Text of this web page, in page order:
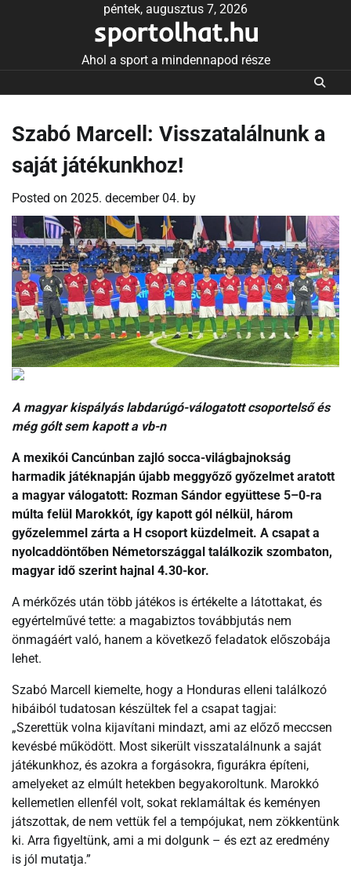
péntek, augusztus 7, 2026
sportolhat.hu
Ahol a sport a mindennapod része
Szabó Marcell: Visszatalálnunk a
saját játékunkhoz!
Posted on 2025. december 04. by
A magyar kispályás labdarúgó-válogatott csoportelső és
még gólt sem kapott a vb-n
A mexikói Cancúnban zajló socca-világbajnokság
harmadik játéknapján újabb meggyőző győzelmet aratott
a magyar válogatott: Rozman Sándor együttese 5–0-ra
múlta felül Marokkót, így kapott gól nélkül, három
győzelemmel zárta a H csoport küzdelmeit. A csapat a
nyolcaddöntőben Németországgal találkozik szombaton,
magyar idő szerint hajnal 4.30-kor.
A mérkőzés után több játékos is értékelte a látottakat, és
egyértelművé tette: a magabiztos továbbjutás nem
önmagáért való, hanem a következő feladatok előszobája
lehet.
Szabó Marcell kiemelte, hogy a Honduras elleni találkozó
hibáiból tudatosan készültek fel a csapat tagjai:
„Szerettük volna kijavítani mindazt, ami az előző meccsen
kevésbé működött. Most sikerült visszatalálnunk a saját
játékunkhoz, és azokra a forgásokra, figurákra építeni,
amelyeket az elmúlt hetekben begyakoroltunk. Marokkó
kellemetlen ellenfél volt, sokat reklamáltak és keményen
játszottak, de nem vettük fel a tempójukat, nem zökkentünk
ki. Arra figyeltünk, ami a mi dolgunk – és ezt az eredmény
is jól mutatja.”